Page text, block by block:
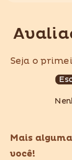
Seja o
Mais
você!